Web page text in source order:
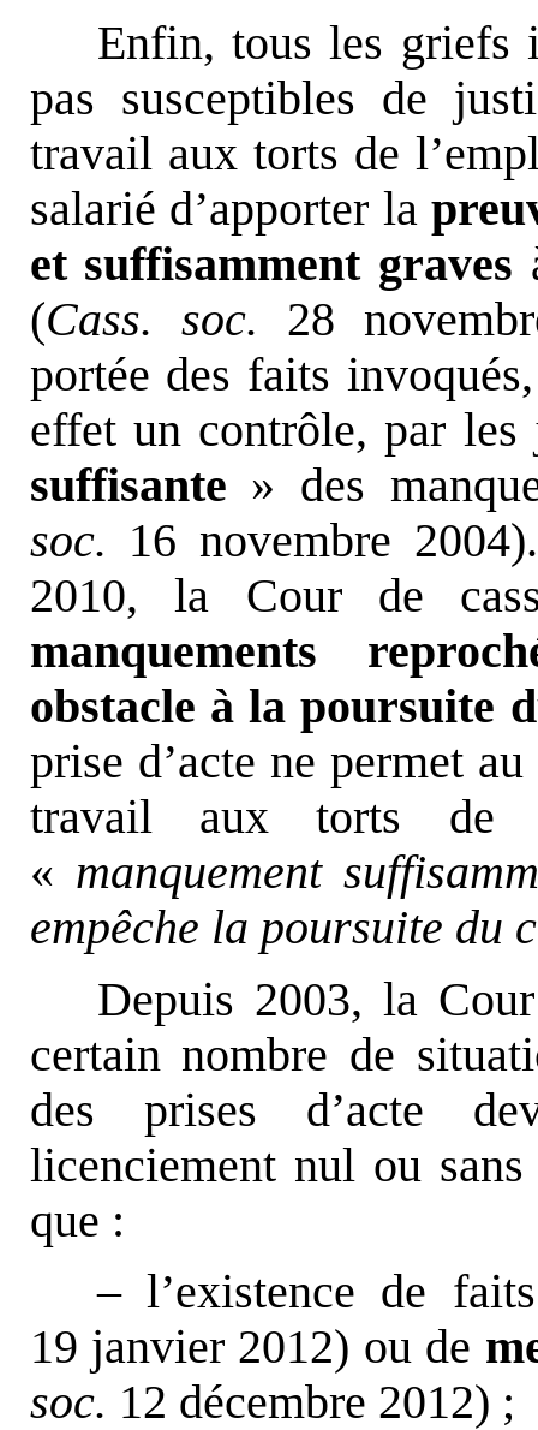
Enfin, tous les griefs
pas susceptibles de
travail aux torts de
salarié d’apporter la
et suffisamment graves
(Cass. soc. 28
portée des faits
effet un contrôle, par
suffisante » des
soc. 16 novembre
2010, la Cour de
manquements
obstacle à la poursuite
prise d’acte ne permet
travail aux torts de
« manquement
empêche la poursuite du
Depuis 2003, la
certain nombre de
des prises d’acte
licenciement nul ou
que :
– l’existence de
19 janvier 2012) ou de
soc. 12 décembre 2012) ;